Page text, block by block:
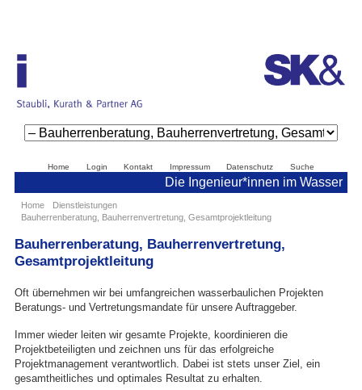
Navigation
Home Login Kontakt Impressum Datenschutz Suche
Die Ingenieur*innen im Wasser
Home
Dienstleistungen
Bauherrenberatung, Bauherrenvertretung, Gesamtprojektleitung
Bauherrenberatung, Bauherrenvertretung,
Gesamtprojektleitung
Oft übernehmen wir bei umfangreichen wasserbaulichen Projekten
Beratungs- und Vertretungsmandate für unsere Auftraggeber.
Immer wieder leiten wir gesamte Projekte, koordinieren die
Projektbeteiligten und zeichnen uns für das erfolgreiche
Projektmanagement verantwortlich. Dabei ist stets unser Ziel, ein
gesamtheitliches und optimales Resultat zu erhalten.